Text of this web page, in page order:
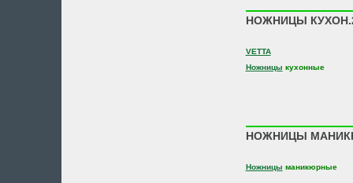
НОЖНИЦЫ
VETTA
Ножницы кухонные
НОЖНИЦЫ
Ножницы маникюрные